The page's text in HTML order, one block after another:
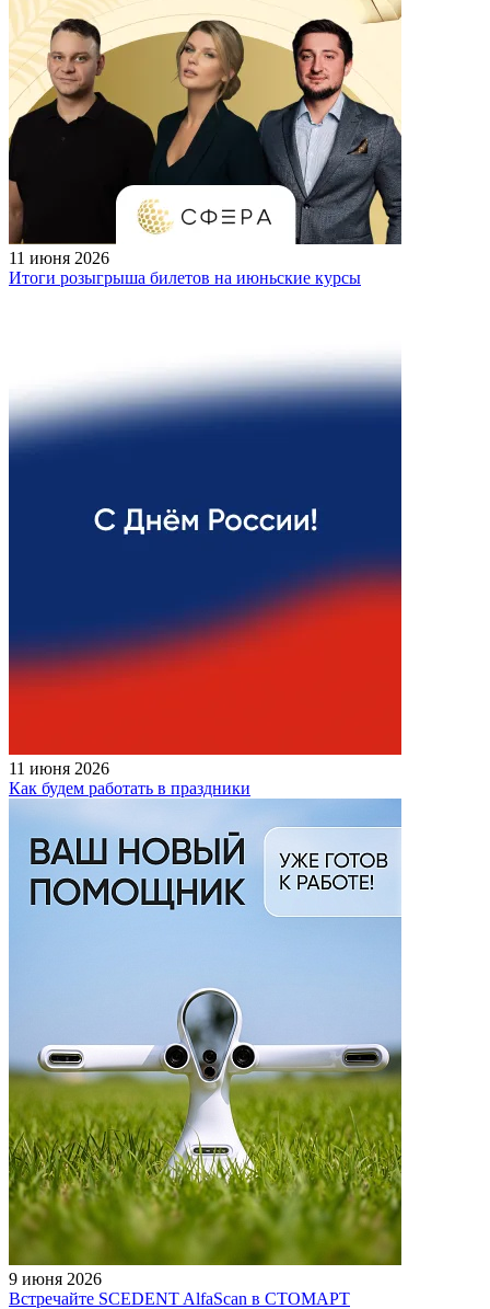
11 июня 2026
Итоги розыгрыша билетов на июньские курсы
11 июня 2026
Как будем работать в праздники
9 июня 2026
Встречайте SCEDENT AlfaScan в СТОМАРТ